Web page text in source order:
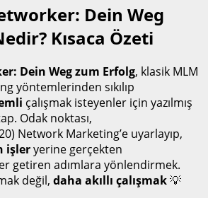
Dein Weg
Kısaca Özeti
Dein Weg zum Erfolg, klasik MLM
yöntemlerinden sıkılıp
çalışmak isteyenler için yazılmış
Odak noktası,
Network Marketing’e uyarlayıp,
işleryerine gerçekten
getiren adımlara yönlendirmek.
değil, daha akıllı çalışmak💡